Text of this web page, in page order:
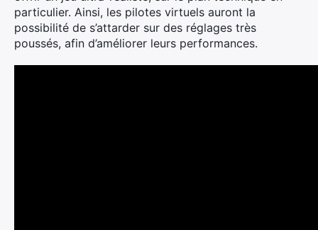
particulier. Ainsi, les pilotes virtuels auront la
possibilité de s’attarder sur des réglages très
poussés, afin d’améliorer leurs performances.